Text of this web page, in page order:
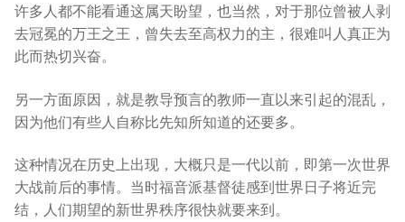
许多人都不能看通这属天盼望，也当然，对于那位曾被人剥
去冠冕的万王之王，曾失去至高权力的主，很难叫人真正为
此而热切兴奋。
另一方面原因，就是教导预言的教师一直以来引起的混乱，
因为他们有些人自称比先知所知道的还要多。
这种情况在历史上出现，大概只是一代以前，即第一次世界
大战前后的事情。当时福音派基督徒感到世界日子将近完
结，人们期望的新世界秩序很快就要来到。